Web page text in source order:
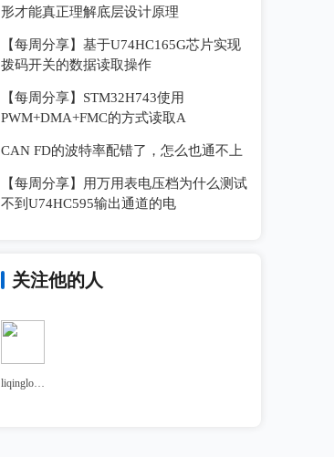
形才能真正理解底层设计原理
【每周分享】基于U74HC165G芯片实现
拨码开关的数据读取操作
【每周分享】STM32H743使用
PWM+DMA+FMC的方式读取A
CAN FD的波特率配错了，怎么也通不上
【每周分享】用万用表电压档为什么测试
不到U74HC595输出通道的电
关注他的人
liqinglong1023